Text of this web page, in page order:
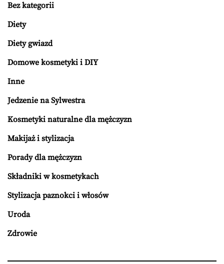
Bez kategorii
Diety
Diety gwiazd
Domowe kosmetyki i DIY
Inne
Jedzenie na Sylwestra
Kosmetyki naturalne dla mężczyzn
Makijaż i stylizacja
Porady dla mężczyzn
Składniki w kosmetykach
Stylizacja paznokci i włosów
Uroda
Zdrowie